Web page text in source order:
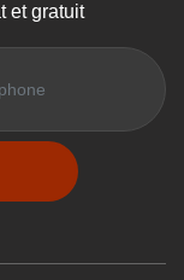
et gratuit